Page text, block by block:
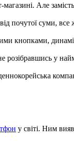
Але
почутої суми,
кнопками,
у
у світі. Ним